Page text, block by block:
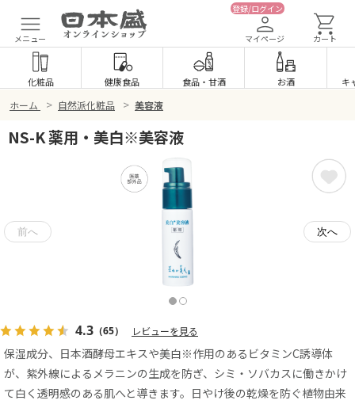
メニュー
登録/ログイン
マイページ カート
化粧品 健康食品 食品・ 甘酒 お酒 キ
ホーム > 自然派化粧品 > 美容液
NS-K 薬用・美白※美容液
4.3 （65） レビューを見る
保湿成分、日本酒酵母エキスや美白※作用のあるビタミンC誘導体
が、紫外線によるメラニンの生成を防ぎ、シミ・ソバカスに働きかけ
て白く透明感のある肌へと導きます。日やけ後の乾燥を防ぐ植物由来